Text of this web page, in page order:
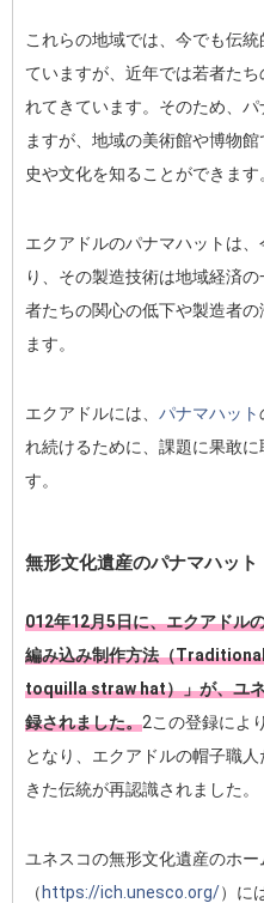
これらの地域では、今でも伝
ていますが、近年では若者た
れてきています。そのため、
ますが、地域の美術館や博物
史や文化を知ることができます
エクアドルのパナマハットは
り、その製造技術は地域経済
者たちの関心の低下や製造者
ます。
エクアドルには、 パナマハット
れ続けるために、課題に果敢
す。
無形文化遺産のパナマハット
012年12月5日に、エクアドル
編み込み制作方法（
toquilla straw hat）」が、ユ
録されました。2この登録によ
となり、エクアドルの帽子職
きた伝統が再認識されました。
ユネスコの無形文化遺産のホー
（ https://ich.unesco.org/）に